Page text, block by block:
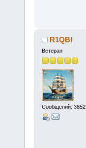
R1QBI
Ветеран
Сообщений: 3852